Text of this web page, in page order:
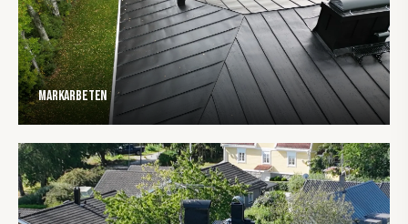
Markarbeten